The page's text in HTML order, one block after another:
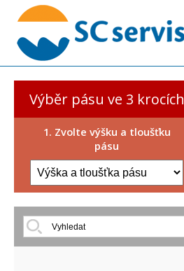
Výběr pásu ve 3 krocích
1. Zvolte výšku a tloušťku
pásu